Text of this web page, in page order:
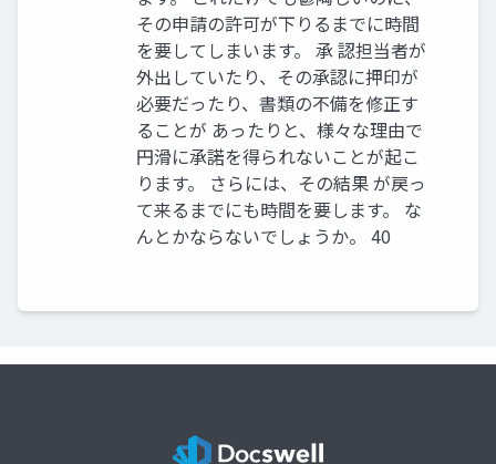
その申請の許可が下りるまでに時間
を要してしまいます。 承 認担当者が
外出していたり、その承認に押印が
必要だったり、書類の不備を修正す
ることが あったりと、様々な理由で
円滑に承諾を得られないことが起こ
ります。 さらには、その結果 が戻っ
て来るまでにも時間を要します。 な
んとかならないでしょうか。 40